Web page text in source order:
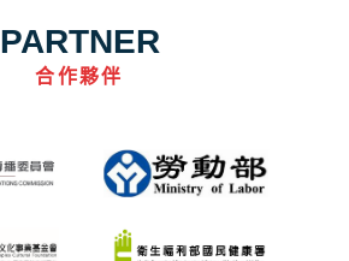
PARTNER
合作夥伴